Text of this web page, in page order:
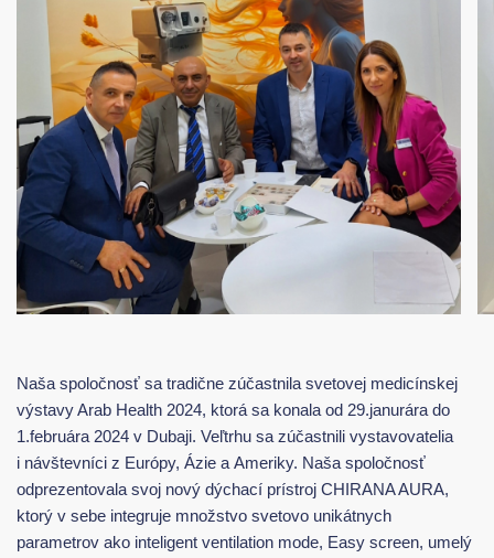
Naša spoločnosť sa tradične zúčastnila svetovej medicínskej
výstavy Arab Health 2024, ktorá sa konala od 29.janurára do
1.februára 2024 v Dubaji. Veľtrhu sa zúčastnili vystavovatelia
i návštevníci z Európy, Ázie a Ameriky. Naša spoločnosť
odprezentovala svoj nový dýchací prístroj CHIRANA AURA,
ktorý v sebe integruje množstvo svetovo unikátnych
parametrov ako inteligent ventilation mode, Easy screen, umelý